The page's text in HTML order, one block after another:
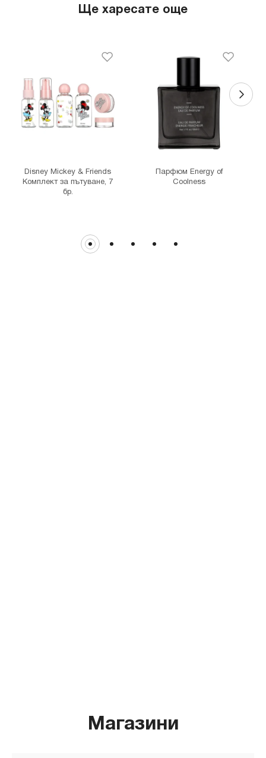
MINISO Сердика Център
гр. София, бул."Околовръстен път" №214, София Ринг Мол, ниво
MINISO Денкоглу
гр. София, ул."Денкоглу" №44
MINISO Витоша
гр. София, бул."Витоша" №57
Ще харесате още
Disney Mickey & Friends
Комплект за пътуване, 7
бр.
Парфюм Energy of
Coolness
Магазини